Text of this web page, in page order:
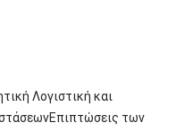
Λογιστική και
των